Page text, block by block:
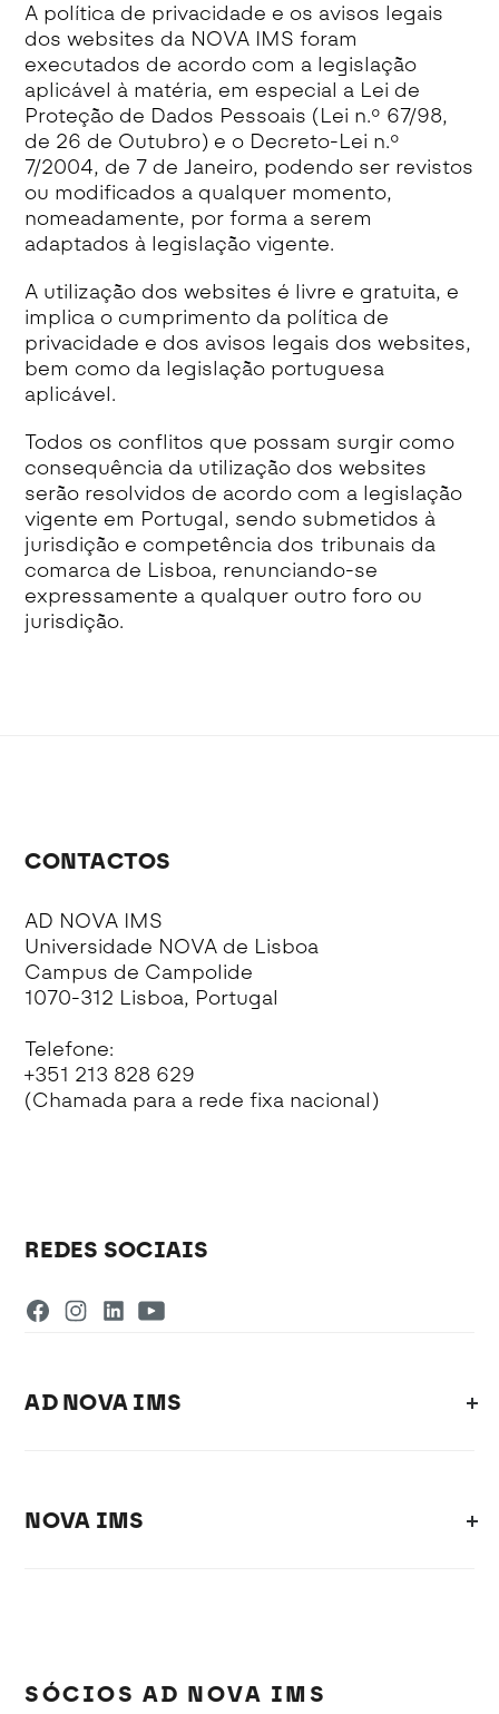
A política de privacidade e os avisos legais
dos websites da NOVA IMS foram
executados de acordo com a legislação
aplicável à matéria, em especial a Lei de
Proteção de Dados Pessoais (Lei n.º 67/98,
de 26 de Outubro) e o Decreto-Lei n.º
7/2004, de 7 de Janeiro, podendo ser revistos
ou modificados a qualquer momento,
nomeadamente, por forma a serem
adaptados à legislação vigente.
A utilização dos websites é livre e gratuita, e
implica o cumprimento da política de
privacidade e dos avisos legais dos websites,
bem como da legislação portuguesa
aplicável.
Todos os conflitos que possam surgir como
consequência da utilização dos websites
serão resolvidos de acordo com a legislação
vigente em Portugal, sendo submetidos à
jurisdição e competência dos tribunais da
comarca de Lisboa, renunciando-se
expressamente a qualquer outro foro ou
jurisdição.
CONTACTOS
AD NOVA IMS
Universidade NOVA de Lisboa
Campus de Campolide
1070-312 Lisboa, Portugal
Telefone:
+351 213 828 629
(Chamada para a rede fixa nacional)
REDES SOCIAIS
AD NOVA IMS
NOVA IMS
SÓCIOS AD NOVA IMS